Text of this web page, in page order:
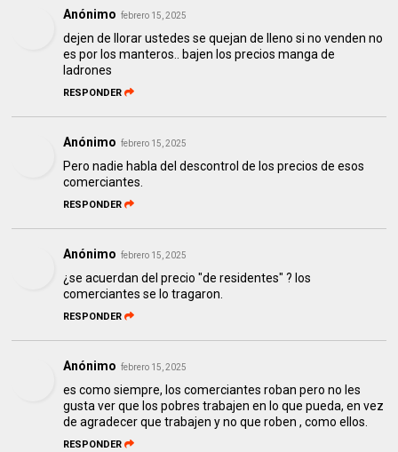
Anónimo febrero 15, 2025
dejen de llorar ustedes se quejan de lleno si no venden no
es por los manteros.. bajen los precios manga de
ladrones
RESPONDER
Anónimo febrero 15, 2025
Pero nadie habla del descontrol de los precios de esos
comerciantes.
RESPONDER
Anónimo febrero 15, 2025
¿se acuerdan del precio "de residentes" ? los
comerciantes se lo tragaron.
RESPONDER
Anónimo febrero 15, 2025
es como siempre, los comerciantes roban pero no les
gusta ver que los pobres trabajen en lo que pueda, en vez
de agradecer que trabajen y no que roben , como ellos.
RESPONDER